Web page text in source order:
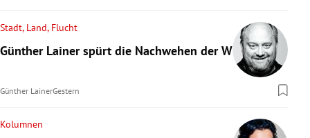
Stadt, Land, Flucht
Günther Lainer spürt die Nachwehen der WM
Günther LainerGestern
Kolumnen